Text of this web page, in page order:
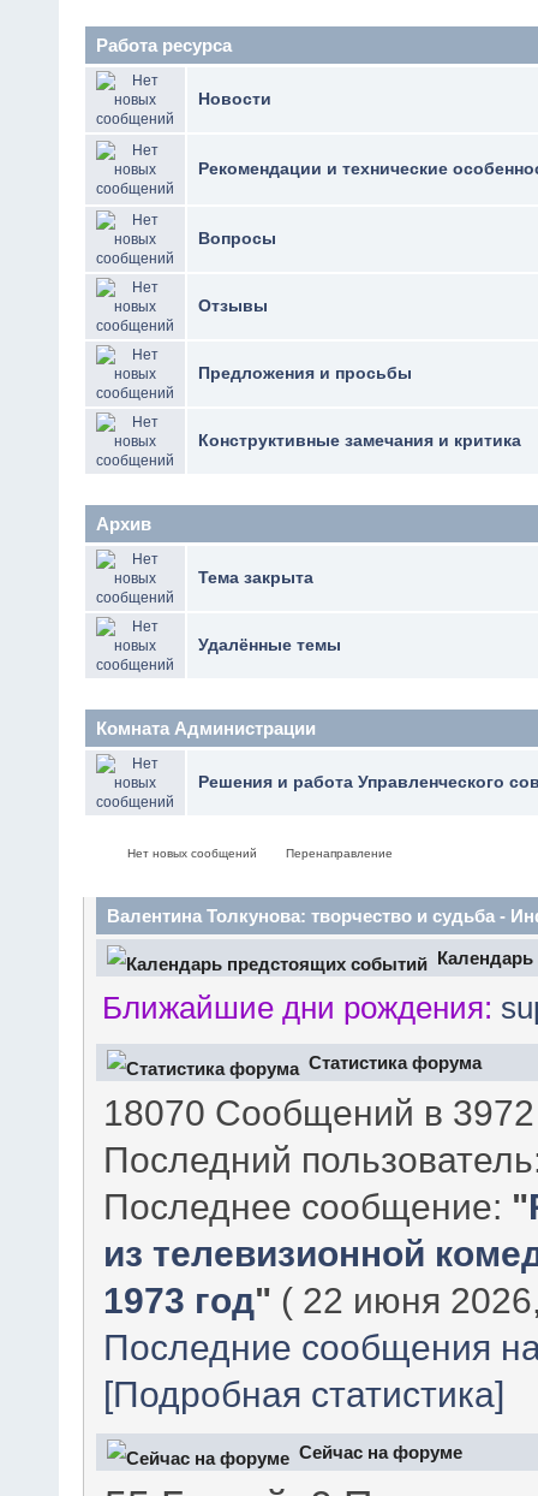
Работа ресурса
Новости
Рекомендации и технические
Вопросы
Отзывы
Предложения и просьбы
Конструктивные замечания и критика
Архив
Тема закрыта
Удалённые темы
Комната Администрации
Решения и работа Управленческого
Нет новых сообщений Перенаправление
Валентина Толкунова: творчество и судьба -
Ближайшие дни рождения:
Статистика форума
18070 Сообщений в
Последний
Последнее сообщение: "
из телевизионной
1973 год" ( 22 июня
Последние сообщения
[Подробная статистика]
Сейчас на форуме